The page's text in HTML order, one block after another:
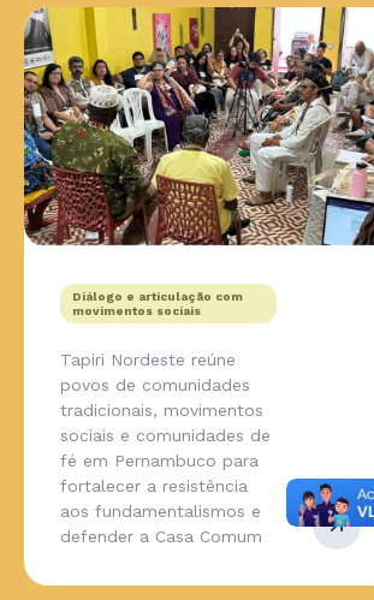
Diálogo e articulação com
movimentos sociais
Tapiri Nordeste reúne
povos de comunidades
tradicionais, movimentos
sociais e comunidades de
fé em Pernambuco para
fortalecer a resistência
aos fundamentalismos e
defender a Casa Comum